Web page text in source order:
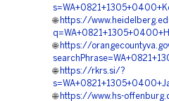
🌐 https://
🌐 https://
🌐 https://rkrs.si/?
🌐 https://www.hs-